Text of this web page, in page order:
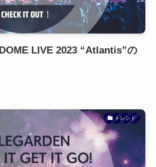
LIVE 2023 “Atlantis”の
トレンド